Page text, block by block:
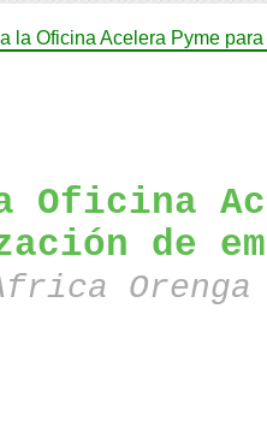
la Oficina Acelera Pyme
Oficina
de
Orenga